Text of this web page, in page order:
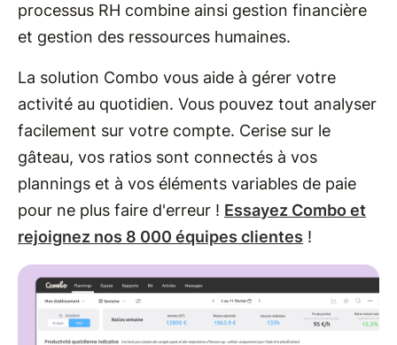
processus RH combine ainsi gestion financière
et gestion des ressources humaines.
La solution Combo vous aide à gérer votre
activité au quotidien. Vous pouvez tout analyser
facilement sur votre compte. Cerise sur le
gâteau, vos ratios sont connectés à vos
plannings et à vos éléments variables de paie
pour ne plus faire d'erreur ! Essayez Combo et
rejoignez nos 8 000 équipes clientes !